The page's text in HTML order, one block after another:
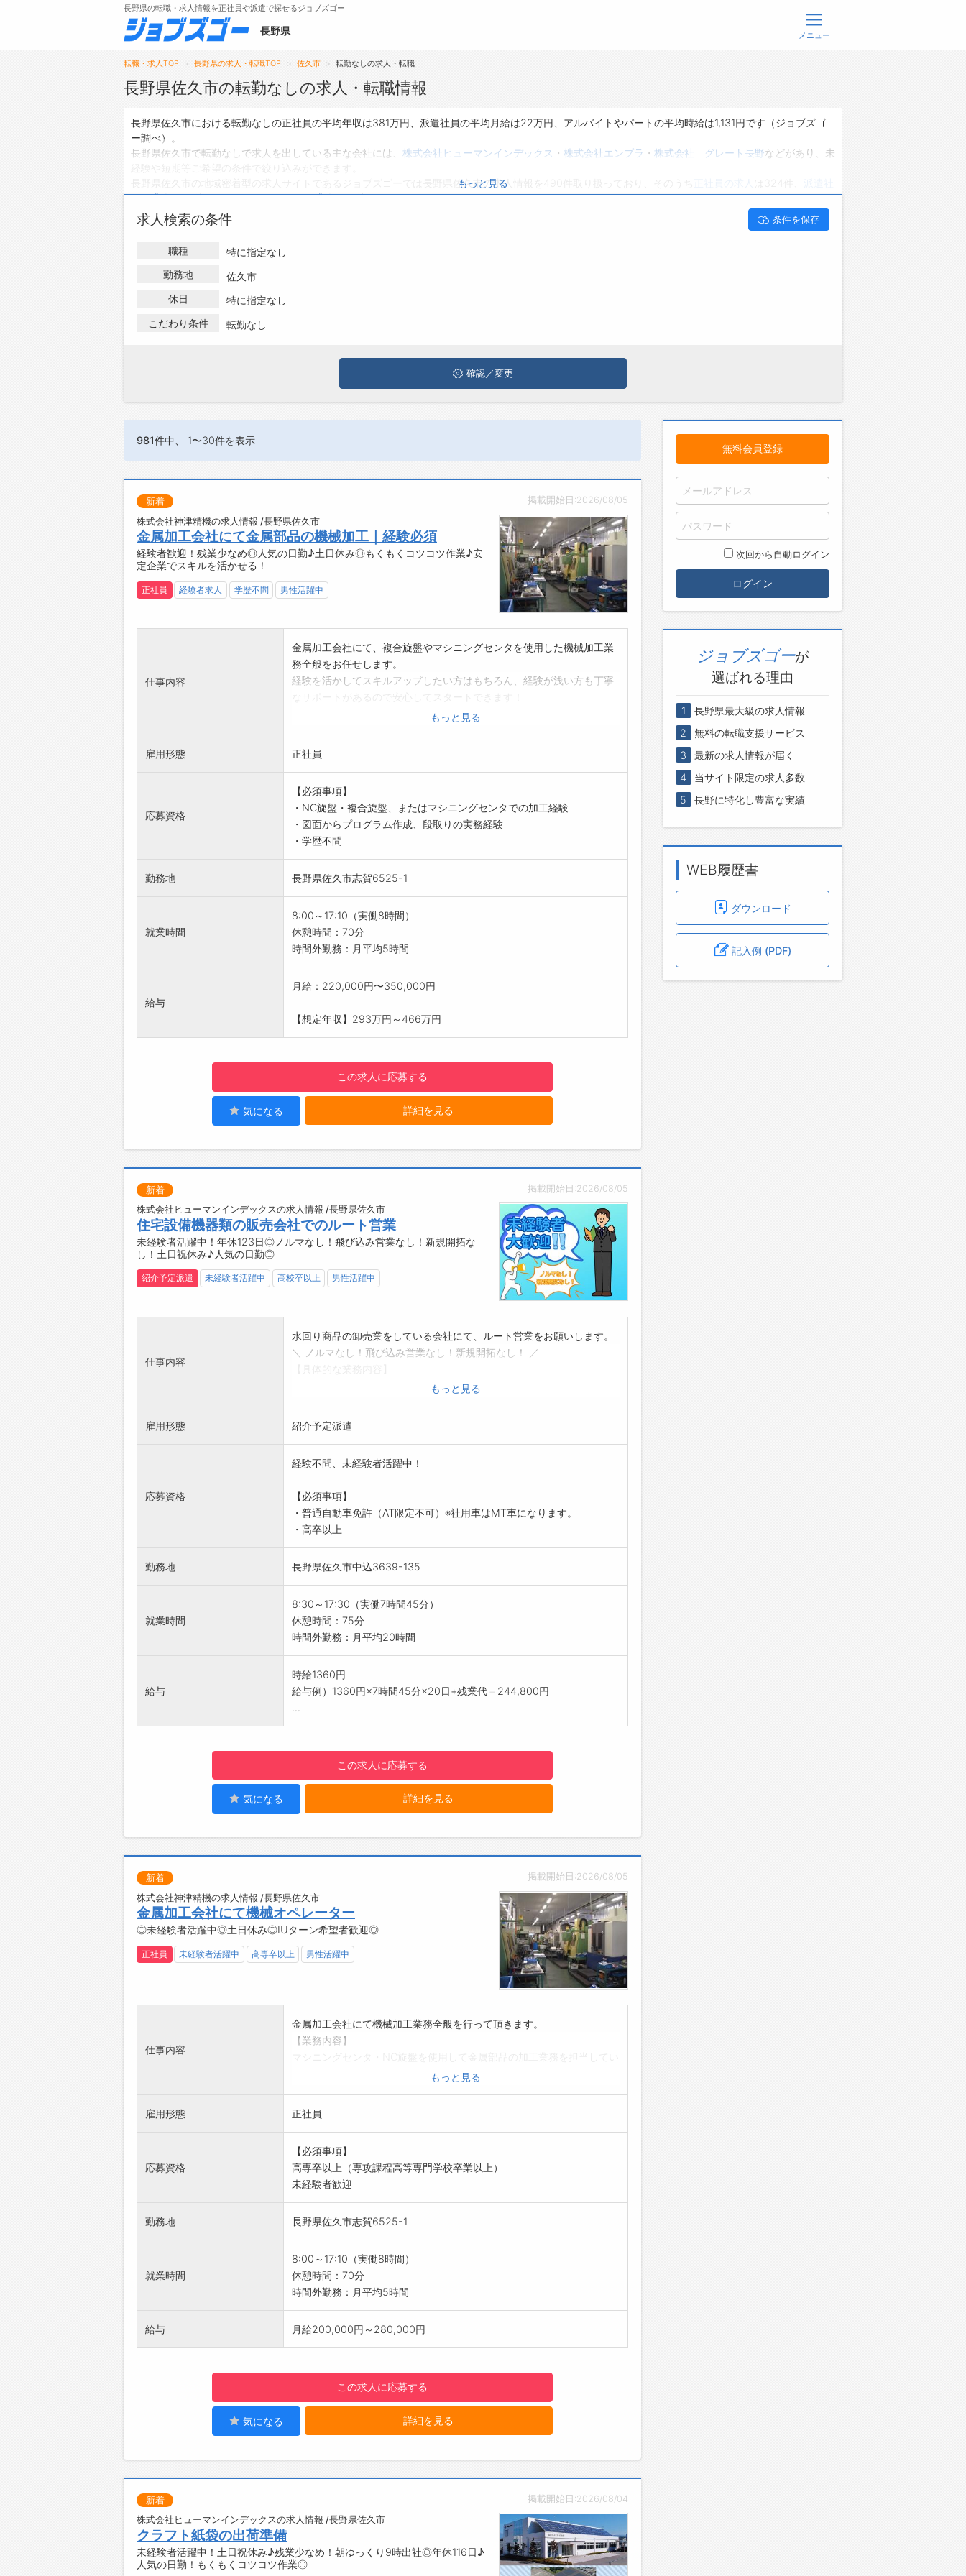
メニュー
トップ
長野県の求人検索で選ばれる理由
転職支援サービスについて
転職支援サービス
ジョブズゴーについて
会社概要
長野県の転職・求人情報を正社員や派遣で探せるジョブズゴー
長野県 メニュー
転職・求人TOP 長野県の求人・転職TOP 佐久市 転勤なしの求人・転職
長野県佐久市の転勤なしの求人・転職情報
長野県佐久市における転勤なしの正社員の平均年収は381万円、派遣社員の平均月給は22万円、アルバイトやパートの平均時給は1,131円です（ジョブズゴ
ー調べ）。
長野県佐久市で転勤なしで求人を出している主な会社には、 株式会社ヒューマンインデックス ・ 株式会社エンプラ ・ 株式会社 グレート長野などがあり、未
長野県佐久市の地域密着型の求人サイトであるジョブズゴーでは長野県佐久市の求人情報を490件取り扱っており、そのうち
員の求人は80件、アルバイト・パートの求人は19件です。
ハローワークにはない求人も多数扱っており、転職だけでなく、第二新卒から50代・60代以上の方の再就職も可能です。 長野県佐久市で転勤なしの求人・
転職情報を探している方は、ぜひ興味のある職種に応募してみてくださいね。
もっと見る
求人検索の条件 条件を保存
職種
特に指定なし
勤務地
佐久市
休日
特に指定なし
こだわり条件
転勤なし
確認／変更
981件中、 1〜30件を表示
掲載開始日:2026/08/05
新着
株式会社神津精機の求人情報 /長野県佐久市
金属加工会社にて金属部品の機械加工｜経験必須
経験者歓迎！残業少なめ◎人気の日勤♪土日休み◎もくもくコツコツ作業♪安
定企業でスキルを活かせる！
正社員 経験者求人 学歴不問 男性活躍中
仕事内容
金属加工会社にて、複合旋盤やマシニングセンタを使用した機械加工業
務全般をお任せします。
経験を活かしてスキルアップしたい方はもちろん、経験が浅い方も丁寧
・機械加工、オペレーター業務（立ち作業）
【研修制度】
・経験が浅い方も、一緒に作業していただきながら覚えていただければ
大丈夫です！
・コツコツ取り組んでいただける方なら、着実に技術を習得できます。
【ステップアップ】
・単品加工から量産加工まで幅広い製品づくりに携われます。
・丸物・角物などさまざまな加工に挑戦できるため、技術の幅を広げら
れます。
・マシニングセンタや複合旋盤の経験をお持ちの方は、経験に応じた業
務からスタートし、より高度な加工にも挑戦していただけます！
・安定企業で腰を据えて長く働ける環境です。
・高精度な金属加工技術を学びながら成長できます。
◆残業少なめ◎
◆最新設備が充実！
・ヤマザキマザック社製の工作機械を中心に、充実した設備環境で経験
を積めます。
・加工した部品がさまざまな製品に使用されるため、ものづくりの達成
◆マシニングセンタや複合旋盤の経験を活かしたい方
◇ものづくりや機械加工が好きな方
◆安定した環境で長く活躍したい方
もっと見る
雇用形態 正社員
応募資格
【必須事項】
・NC旋盤・複合旋盤、またはマシニングセンタでの加工経験
・図面からプログラム作成、段取りの実務経験
・学歴不問
勤務地 長野県佐久市志賀6525-1
就業時間
8:00～17:10（実働8時間）
休憩時間：70分
時間外勤務：月平均5時間
給与
月給：220,000円〜350,000円
【想定年収】293万円～466万円
この求人に応募する
気になる 詳細を見る
掲載開始日:2026/08/05
新着
株式会社ヒューマンインデックスの求人情報 /長野県佐久市
住宅設備機器類の販売会社でのルート営業
未経験者活躍中！年休123日◎ノルマなし！飛び込み営業なし！新規開拓な
し！土日祝休み♪人気の日勤◎
紹介予定派遣 未経験者活躍中 高校卒以上 男性活躍中
仕事内容
水回り商品の卸売業をしている会社にて、ルート営業をお願いします。
＼ ノルマなし！飛び込み営業なし！新規開拓なし！ ／
・初めは倉庫で商品の入出庫、在庫管理、配送などを行い、商品を覚え
・ルート営業は、決められたお客様の事業所や工事現場などへの定期的
な訪問になります。
・管工機材（パイプ・継手類）
【未経験OK！】
・はじめはみんな未経験なので心配無用です◎
・少しずつ慣れていってください♪
【おすすめポイント】
・ノルマ、新規開拓、飛び込み営業は、一切ありません◎
・支店や営業所のチームワークで、売上目標に向かって活動します！
【紹介予定派遣♪】
・半年後には雇用切替◎
・スキルを磨いて、自分磨きができます！
勤務実績に応じて、給与前払いが可能です◎
簡単申請！簡単受取！日払い即日払い対応！
即日対応!!フォロー体制もバッチリ
登録はご自宅からお電話で可能です◎
☆----------------------------------------☆
◆職場見学可能！自分が働くイメージができます。
みなさまのご応募を心よりお待ちしております＾＾
もっと見る
雇用形態 紹介予定派遣
応募資格
経験不問、未経験者活躍中！
【必須事項】
・普通自動車免許（AT限定不可）※社用車はMT車になります。
・高卒以上
勤務地 長野県佐久市中込3639-135
就業時間
8:30～17:30（実働7時間45分）
休憩時間：75分
時間外勤務：月平均20時間
給与
時給1360円
給与例）1360円×7時間45分×20日+残業代＝244,800円
...
この求人に応募する
気になる 詳細を見る
掲載開始日:2026/08/05
新着
株式会社神津精機の求人情報 /長野県佐久市
金属加工会社にて機械オペレーター
◎未経験者活躍中◎土日休み◎IUターン希望者歓迎◎
正社員 未経験者活躍中 高専卒以上 男性活躍中
仕事内容
金属加工会社にて機械加工業務全般を行って頂きます。
【業務内容】
ヤマザキマザック・森精機の操作がメインになります。
もっと見る
雇用形態 正社員
応募資格
【必須事項】
高専卒以上（専攻課程高等専門学校卒業以上）
未経験者歓迎
勤務地 長野県佐久市志賀6525-1
就業時間
8:00～17:10（実働8時間）
休憩時間：70分
時間外勤務：月平均5時間
給与 月給200,000円～280,000円
この求人に応募する
気になる 詳細を見る
掲載開始日:2026/08/04
新着
株式会社ヒューマンインデックスの求人情報 /長野県佐久市
クラフト紙袋の出荷準備
未経験者活躍中！土日祝休み♪残業少なめ！朝ゆっくり9時出社◎年休116日♪
人気の日勤！もくもくコツコツ作業◎
無料会員登録
次回から自動ログイン
ログイン
ジョブズゴーが
選ばれる理由
1
長野県最大級の求人情報
2
無料の転職支援サービス
3
最新の求人情報が届く
4
当サイト限定の求人多数
5
長野に特化し豊富な実績
WEB履歴書
ダウンロード
記入例 (PDF)